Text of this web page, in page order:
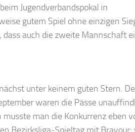
Jugendverbandspokal in
gutem Spiel ohne einzigen
dass auch die zweite Mannschaft
unter keinem guten Stern.
waren die Pässe
man die Konkurrenz eben